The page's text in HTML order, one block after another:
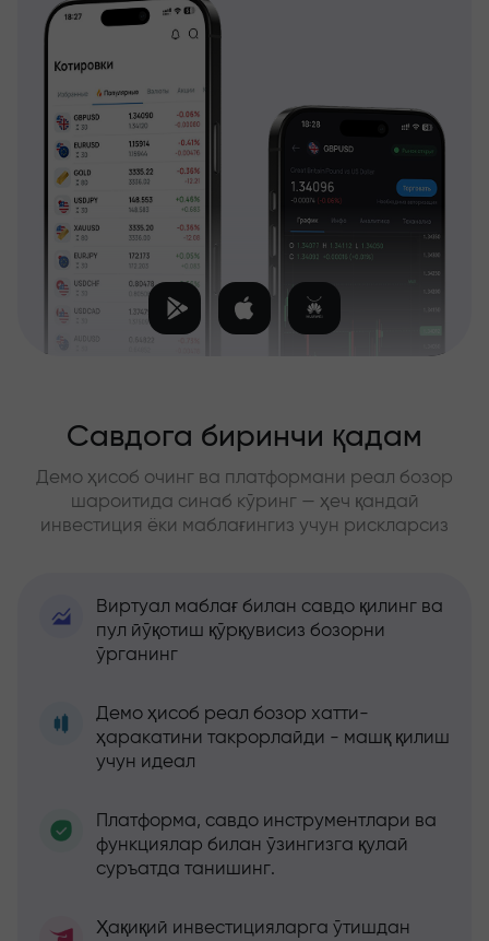
Савдога биринчи қадам
Демо ҳисоб очинг ва платформани реал бозор
шароитида синаб кўринг — ҳеч қандай
инвестиция ёки маблағингиз учун рискларсиз
Виртуал маблағ билан савдо қилинг ва
пул йўқотиш қўрқувисиз бозорни
ўрганинг
Демо ҳисоб реал бозор хатти-
ҳаракатини такрорлайди - машқ қилиш
учун идеал
Платформа, савдо инструментлари ва
функциялар билан ўзингизга қулай
суръатда танишинг.
Ҳақиқий инвестицияларга ўтишдан